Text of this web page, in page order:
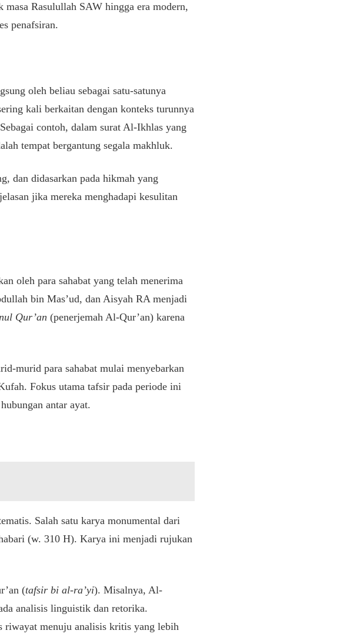
Rasulullah SAW hingga era modern,
penafsiran.
oleh beliau sebagai satu-satunya
kali berkaitan dengan konteks turunnya
contoh, dalam surat Al-Ikhlas yang
tempat bergantung segala makhluk.
dan didasarkan pada hikmah yang
jika mereka menghadapi kesulitan
oleh para sahabat yang telah menerima
bin Mas’ud, dan Aisyah RA menjadi
Qur’an (penerjemah Al-Qur’an) karena
murid para sahabat mulai menyebarkan
Fokus utama tafsir pada periode ini
antar ayat.
Salah satu karya monumental dari
(w. 310 H). Karya ini menjadi rujukan
(tafsir bi al-ra’yi). Misalnya, Al-
analisis linguistik dan retorika.
riwayat menuju analisis kritis yang lebih